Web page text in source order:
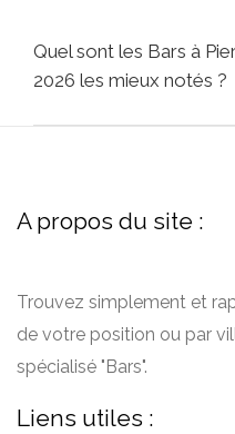
Quel sont les Bars à
2026 les mieux notés ?
A propos du site :
Trouvez simplement et
de votre position ou par
spécialisé "Bars".
Liens utiles :